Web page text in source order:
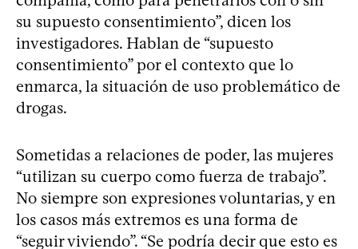
su supuesto consentimiento”, dicen los
investigadores. Hablan de “supuesto
consentimiento” por el contexto que lo
enmarca, la situación de uso problemático de
drogas.
Sometidas a relaciones de poder, las mujeres
“utilizan su cuerpo como fuerza de trabajo”.
No siempre son expresiones voluntarias, y en
los casos más extremos es una forma de
“seguir viviendo”. “Se podría decir que esto es